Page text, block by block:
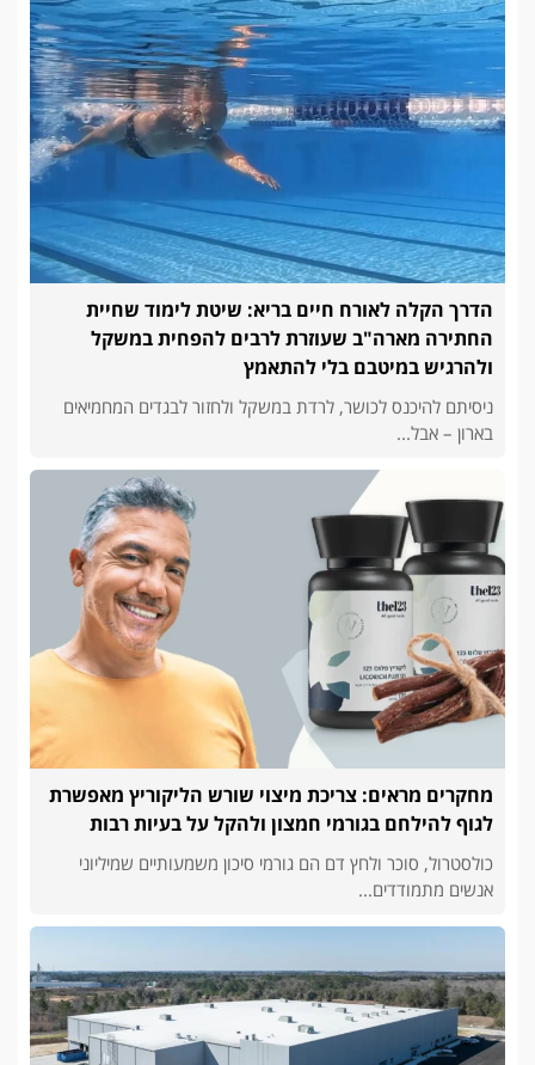
הדרך הקלה לאורח חיים בריא: שיטת לימוד שחיית
החתירה מארה"ב שעוזרת לרבים להפחית במשקל
ולהרגיש במיטבם בלי להתאמץ
ניסיתם להיכנס לכושר, לרדת במשקל ולחזור לבגדים המחמיאים
בארון – אבל...
מחקרים מראים: צריכת מיצוי שורש הליקוריץ מאפשרת
לגוף להילחם בגורמי חמצון ולהקל על בעיות רבות
כולסטרול, סוכר ולחץ דם הם גורמי סיכון משמעותיים שמיליוני
אנשים מתמודדים...